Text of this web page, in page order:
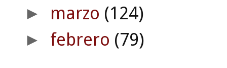
► marzo (124)
► febrero (79)